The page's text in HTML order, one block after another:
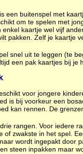
een buitenspel met
om te spelen met
enkel kaartje wel vijf
pakken. Zelf je kaartje
snel uit te leggen (te
een pak kaartjes bij je
voor jongere
is bij voorkeur een
kan rennen. De
rangen. Voor iedere
of zwakste in het spel.
wordt ingepakt door
steen inpakken maar